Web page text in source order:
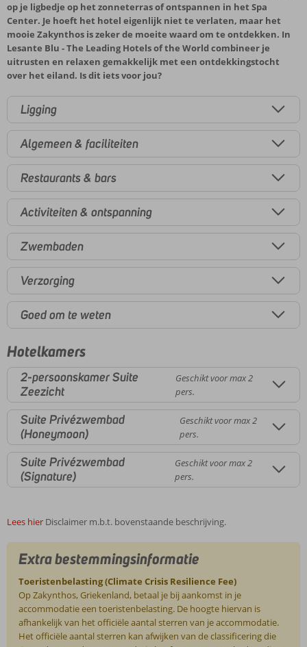
op je ligbedje op het zonneterras of ontspannen in het Spa
Center. Je hoeft het hotel eigenlijk niet te verlaten, maar het
mooie Zakynthos is zeker de moeite waard om te ontdekken. In
Lesante Blu - The Leading Hotels of the World combineer je
uitrusten en relaxen gemakkelijk met een ontdekkingstocht
over het eiland. Is dit iets voor jou?
Ligging
Algemeen & faciliteiten
Restaurants & bars
Activiteiten & ontspanning
Zwembaden
Verzorging
Goed om te weten
Hotelkamers
2-persoonskamer Suite
Zeezicht
Geschikt voor max 2
pers.
Suite Privézwembad
(Honeymoon)
Geschikt voor max 2
pers.
Suite Privézwembad
(Signature)
Geschikt voor max 2
pers.
Lees hier Disclaimer m.b.t. bovenstaande beschrijving.
Extra bestemmingsinformatie
Toeristenbelasting (Climate Crisis Resilience Fee)
Op Zakynthos, Griekenland, betaal je bij aankomst in je
accommodatie een toeristenbelasting. De hoogte hiervan is
afhankelijk van het officiële aantal sterren van je accommodatie.
Het officiële aantal sterren kan afwijken van de classificering die